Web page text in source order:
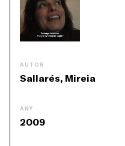
AUTOR
Sallarés, Mireia
ANY
2009